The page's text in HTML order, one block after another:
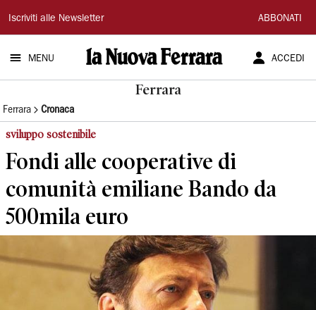
La
Nuova
Ferrara
Iscriviti alle Newsletter ABBONATI
MENU ACCEDI
Ferrara
Ferrara Cronaca
sviluppo sostenibile
Fondi alle cooperative di
comunità emiliane Bando da
500mila euro